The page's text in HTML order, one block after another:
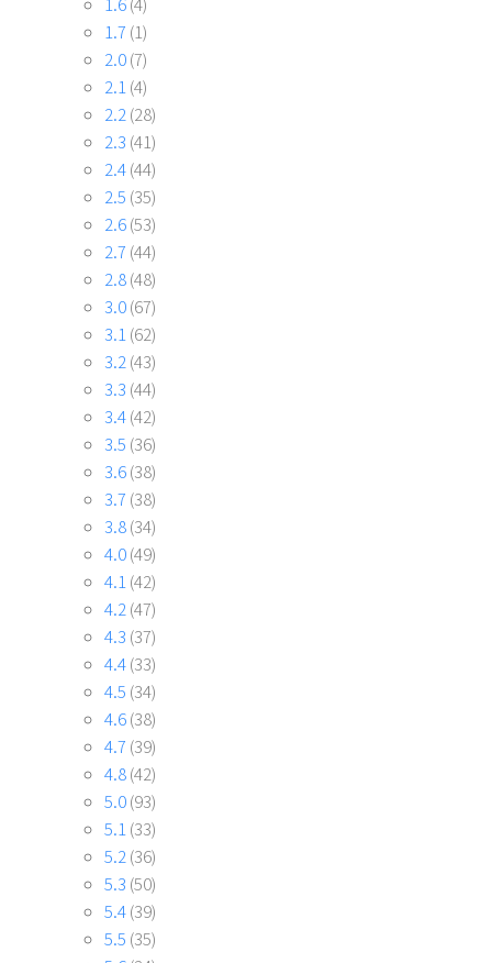
1.7 (1)
2.0(7)
2.1 (4)
2.2 (28)
2.3 (41)
2.4(44)
2.5 (35)
2.6(53)
2.7 (44)
2.8(48)
3.0(67)
3.1 (62)
3.2 (43)
3.3 (44)
3.4(42)
3.5 (36)
3.6(38)
3.7 (38)
3.8(34)
4.0(49)
4.1 (42)
4.2 (47)
4.3 (37)
4.4(33)
4.5 (34)
4.6(38)
4.7 (39)
4.8(42)
5.0(93)
5.1 (33)
5.2 (36)
5.3 (50)
5.4(39)
5.5 (35)